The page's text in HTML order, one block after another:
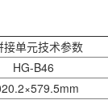
接单元技术参数
HG-B46